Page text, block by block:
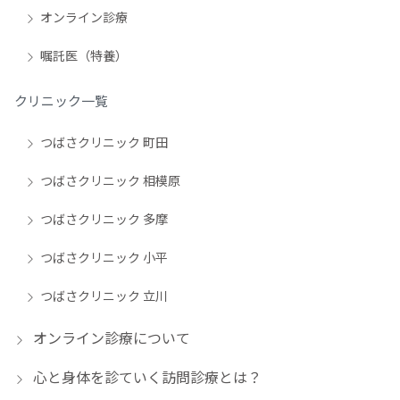
オンライン診療
嘱託医（特養）
クリニック一覧
つばさクリニック 町田
つばさクリニック 相模原
つばさクリニック 多摩
つばさクリニック 小平
つばさクリニック 立川
オンライン診療について
心と身体を診ていく訪問診療とは？